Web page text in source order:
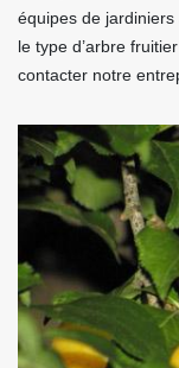
équipes de
le type d’arbre
contacter notre